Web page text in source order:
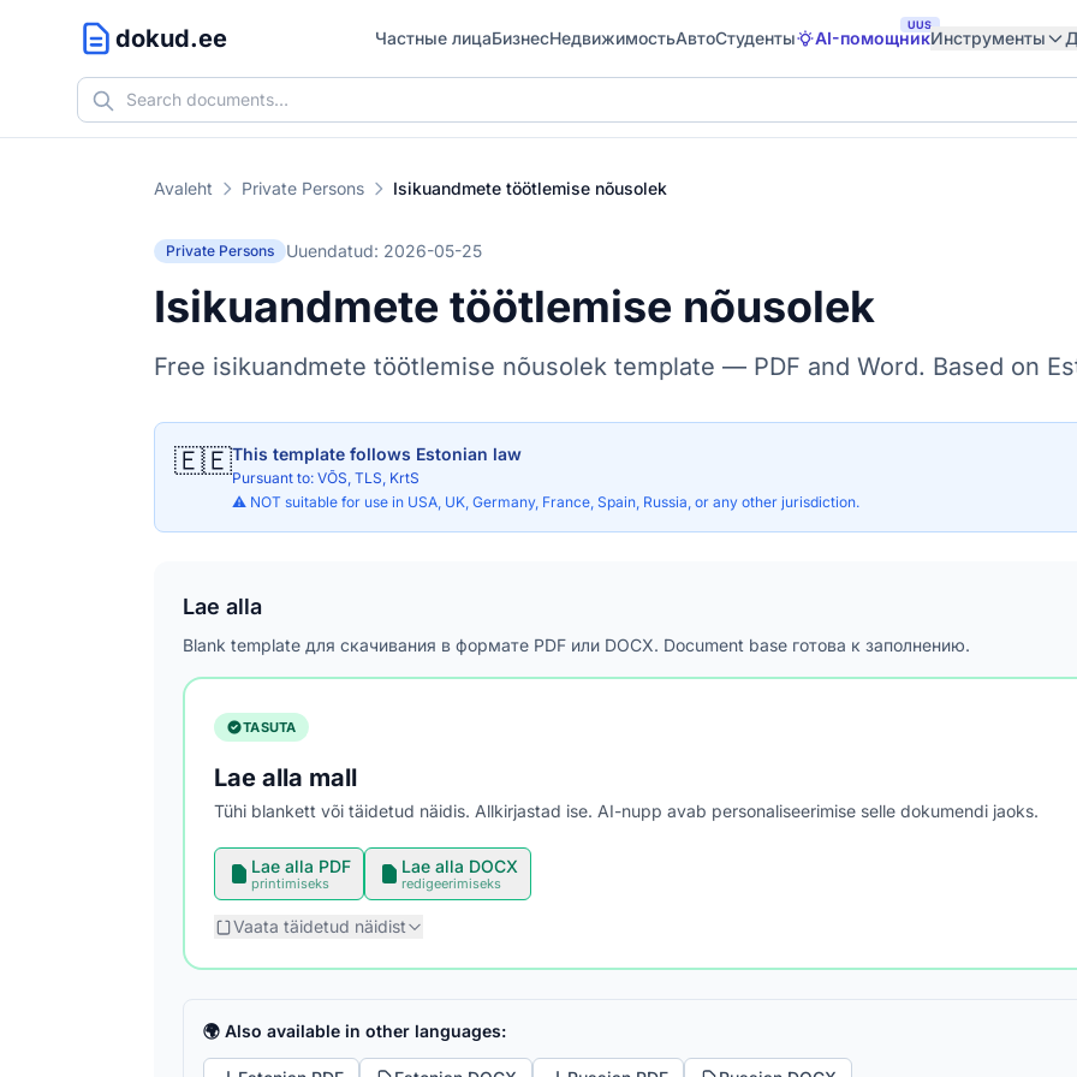
dokud.ee Частные лицаБизнесНедвижимостьАвтоСтуденты
UUS
AI-помощникИнструменты
Avaleht Private Persons Isikuandmete töötlemise nõusolek
Private Persons Uuendatud: 2026-05-25
Isikuandmete töötlemise nõusolek
Free isikuandmete töötlemise nõusolek template — PDF and Word. Based on
🇪🇪This template follows Estonian law
Pursuant to: VÕS, TLS, KrtS
⚠️ NOT suitable for use in USA, UK, Germany, France, Spain, Russia, or any other jurisdiction.
Lae alla
Blank template для скачивания в формате PDF или DOCX. Document base готова к заполнению.
TASUTA
Lae alla mall
Tühi blankett või täidetud näidis. Allkirjastad ise. AI-nupp avab personaliseerimise selle dokumendi jaoks.
Lae alla PDF
printimiseks
Lae alla DOCX
redigeerimiseks
Vaata täidetud näidist
🌍 Also available in other languages: